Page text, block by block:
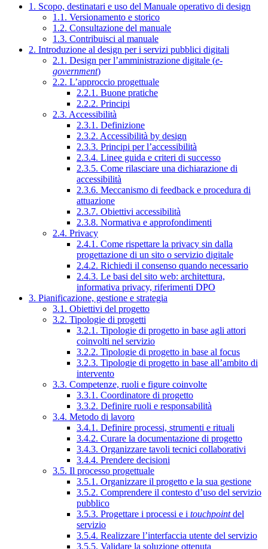
1. Scopo, destinatari e uso del Manuale operativo di design
1.1. Versionamento e storico
1.2. Consultazione del manuale
1.3. Contribuisci al manuale
2. Introduzione al design per i servizi pubblici digitali
2.1. Design per l’amministrazione digitale (e-
government)
2.2. L’approccio progettuale
2.2.1. Buone pratiche
2.2.2. Principi
2.3. Accessibilità
2.3.1. Definizione
2.3.2. Accessibilità by design
2.3.3. Principi per l’accessibilità
2.3.4. Linee guida e criteri di successo
2.3.5. Come rilasciare una dichiarazione di
accessibilità
2.3.6. Meccanismo di feedback e procedura di
attuazione
2.3.7. Obiettivi accessibilità
2.3.8. Normativa e approfondimenti
2.4. Privacy
2.4.1. Come rispettare la privacy sin dalla
progettazione di un sito o servizio digitale
2.4.2. Richiedi il consenso quando necessario
2.4.3. Le basi del sito web: architettura,
informativa privacy, riferimenti DPO
3. Pianificazione, gestione e strategia
3.1. Obiettivi del progetto
3.2. Tipologie di progetti
3.2.1. Tipologie di progetto in base agli attori
coinvolti nel servizio
3.2.2. Tipologie di progetto in base al focus
3.2.3. Tipologie di progetto in base all’ambito di
intervento
3.3. Competenze, ruoli e figure coinvolte
3.3.1. Coordinatore di progetto
3.3.2. Definire ruoli e responsabilità
3.4. Metodo di lavoro
3.4.1. Definire processi, strumenti e rituali
3.4.2. Curare la documentazione di progetto
3.4.3. Organizzare tavoli tecnici collaborativi
3.4.4. Prendere decisioni
3.5. Il processo progettuale
3.5.1. Organizzare il progetto e la sua gestione
3.5.2. Comprendere il contesto d’uso del servizio
pubblico
3.5.3. Progettare i processi e i touchpointdel
servizio
3.5.4. Realizzare l’interfaccia utente del servizio
3.5.5. Validare la soluzione ottenuta